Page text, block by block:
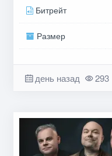
Битрейт
Размер
день назад 293